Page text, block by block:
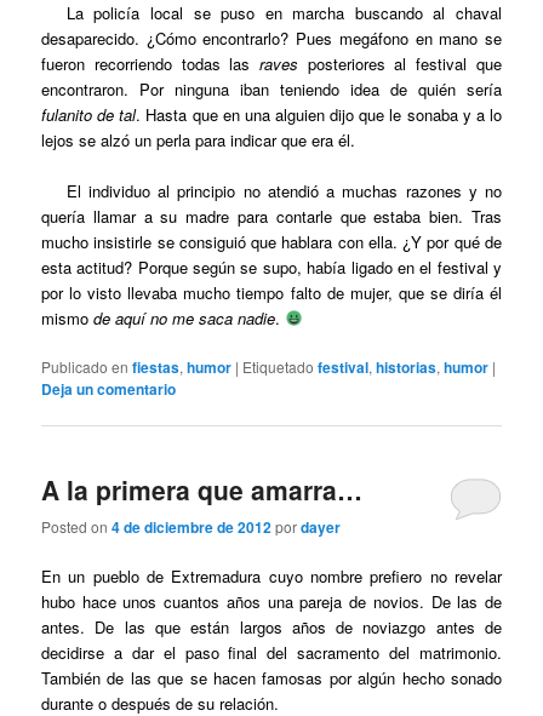
La policía local se puso en marcha buscando al chaval
desaparecido. ¿Cómo encontrarlo? Pues megáfono en mano se
fueron recorriendo todas las raves posteriores al festival que
encontraron. Por ninguna iban teniendo idea de quién sería
fulanito de tal. Hasta que en una alguien dijo que le sonaba y a lo
lejos se alzó un perla para indicar que era él.
El individuo al principio no atendió a muchas razones y no
quería llamar a su madre para contarle que estaba bien. Tras
mucho insistirle se consiguió que hablara con ella. ¿Y por qué de
esta actitud? Porque según se supo, había ligado en el festival y
por lo visto llevaba mucho tiempo falto de mujer, que se diría él
mismode aquí no me saca nadie.
Publicado en fiestas,humor | Etiquetado festival,historias,humor |
Deja un comentario
A la primera que amarra…
Posted on4 de diciembre de 2012pordayer
En un pueblo de Extremadura cuyo nombre prefiero no revelar
hubo hace unos cuantos años una pareja de novios. De las de
antes. De las que están largos años de noviazgo antes de
decidirse a dar el paso final del sacramento del matrimonio.
También de las que se hacen famosas por algún hecho sonado
durante o después de su relación.